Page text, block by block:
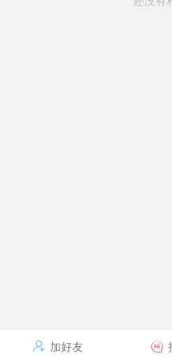
 加好友 